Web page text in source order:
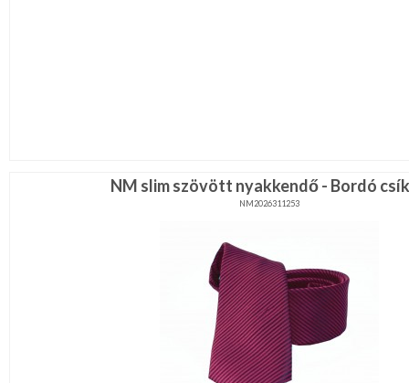
NM slim szövött nyakkendő - Bordó
NM2026311253